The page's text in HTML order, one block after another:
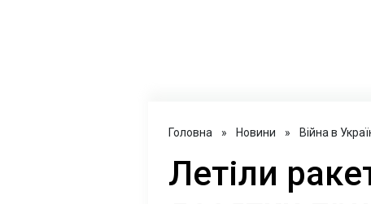
Головна » Новини » Війна в
Летіли